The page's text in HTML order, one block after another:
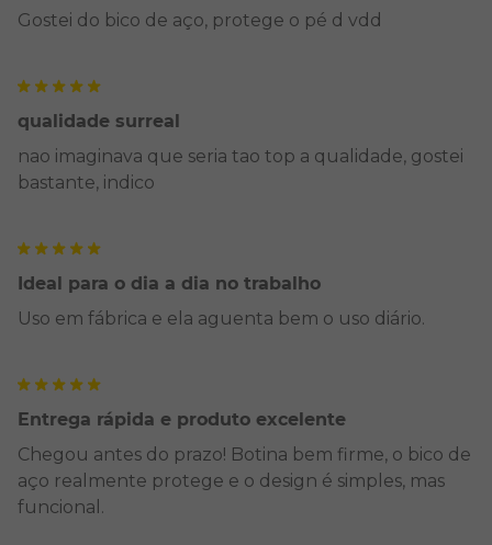
Gostei do bico de aço, protege o pé d vdd
qualidade surreal
nao imaginava que seria tao top a qualidade, gostei
bastante, indico
Ideal para o dia a dia no trabalho
Uso em fábrica e ela aguenta bem o uso diário.
Entrega rápida e produto excelente
Chegou antes do prazo! Botina bem firme, o bico de
aço realmente protege e o design é simples, mas
funcional.